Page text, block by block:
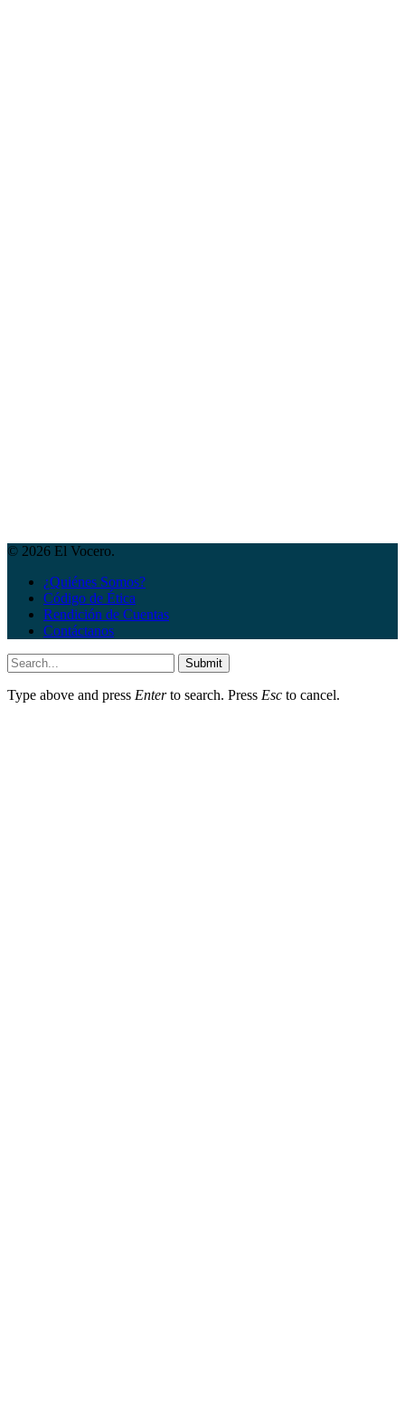
© 2026 El Vocero.
¿Quiénes Somos?
Código de Ética
Rendición de Cuentas
Contáctanos
Submit
Type above and press Enterto search. Press Esc to cancel.